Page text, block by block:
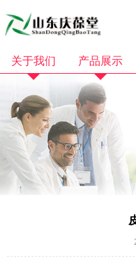
关于我们
企业资质
品牌故事
产品视频
产品展示
化妆品
保健食品